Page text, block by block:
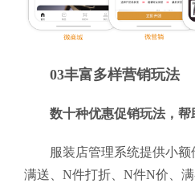
03丰富多样营销玩法
数十种优惠促销玩法，
服装店管理系统提供小
满送、N件打折、N件N价、